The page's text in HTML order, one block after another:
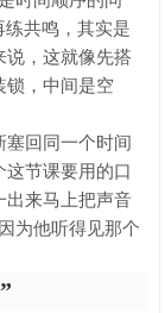
练共鸣，其实是
说，这就像先搭
锁，中间是空
塞回同一个时间
节课要用的口
出来马上把声音
为他听得见那个